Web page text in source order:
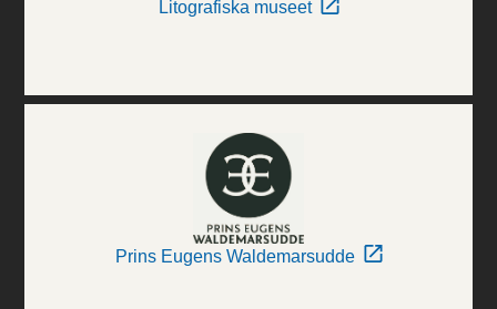
Litografiska museet
Prins Eugens Waldemarsudde